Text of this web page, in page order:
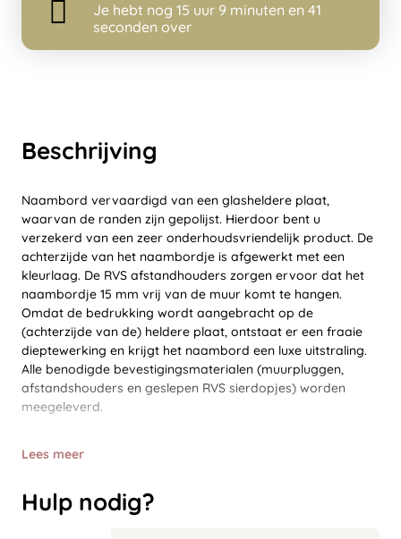
Beschrijving
Naambord vervaardigd van een glasheldere plaat,
waarvan de randen zijn gepolijst. Hierdoor bent u
verzekerd van een zeer onderhoudsvriendelijk product. De
achterzijde van het naambordje is afgewerkt met een
kleurlaag. De RVS afstandhouders zorgen ervoor dat het
naambordje 15 mm vrij van de muur komt te hangen.
Omdat de bedrukking wordt aangebracht op de
(achterzijde van de) heldere plaat, ontstaat er een fraaie
dieptewerking en krijgt het naambord een luxe uitstraling.
Alle benodigde bevestigingsmaterialen (muurpluggen,
afstandshouders en geslepen RVS sierdopjes) worden
meegeleverd.
Lees meer
Hulp nodig?
Je hebt nog 15 uur 9 minuten en 41
seconden over